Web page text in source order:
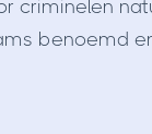
criminelen
benoemd